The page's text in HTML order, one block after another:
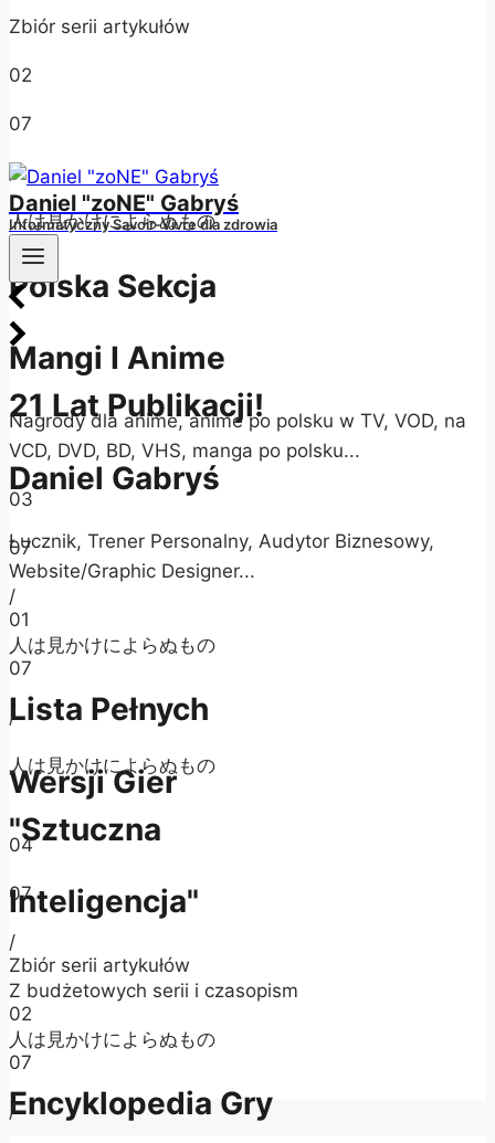
Zbiór serii artykułów
02
07
/
人は見かけによらぬもの
Polska Sekcja
Mangi I Anime
Nagrody dla anime, anime po polsku w TV, VOD, na
VCD, DVD, BD, VHS, manga po polsku...
03
07
/
人は見かけによらぬもの
Lista Pełnych
Wersji Gier
04
07
/
Z budżetowych serii i czasopism
人は見かけによらぬもの
Encyklopedia Gry
Daniel "zoNE" Gabryś
Informatyczny Savoir-Vivre dla zdrowia
21 Lat Publikacji!
Daniel Gabryś
Łucznik, Trener Personalny, Audytor Biznesowy,
Website/Graphic Designer...
01
07
/
人は見かけによらぬもの
"Sztuczna
Inteligencja"
Zbiór serii artykułów
02
07
/